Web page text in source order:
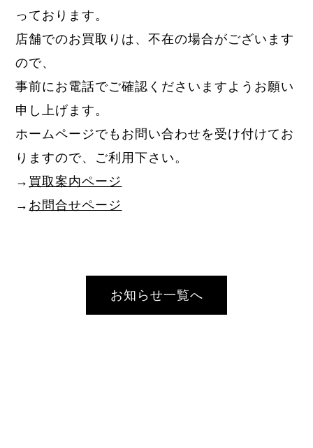
っております。
店舗でのお買取りは、不在の場合がございます
ので、
事前にお電話でご確認くださいますようお願い
申し上げます。
ホームページでもお問い合わせを受け付けてお
りますので、ご利用下さい。
→ 買取案内ページ
→ お問合せページ
お知らせ一覧へ